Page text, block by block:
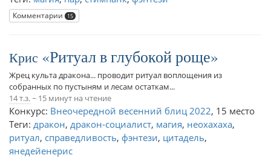
Комментарии 15
Крис Ритуал в глубокой роще
Жрец культа дракона... проводит ритуал воплощения из
собранных по пустыням и лесам остаткам...
14 т.з.~ 15 минут на чтение
Конкурс: Внеочередной весенний блиц 2022, 15 место
Теги: дракон, дракон-социалист, магия, неохахаха,
ритуал, справедливость, фэнтези, цитадель,
янедейенерис